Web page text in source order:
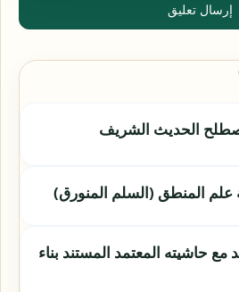
إرسال تعليق
الحديث الشريف
المنطق (السلم المنورق)
مع حاشيته المعتمد المستند بناء